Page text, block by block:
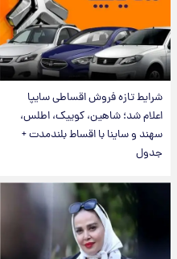
شرایط تازه فروش اقساطی سایپا
اعلام شد؛ شاهین، کوییک، اطلس،
سهند و ساینا با اقساط بلندمدت +
جدول